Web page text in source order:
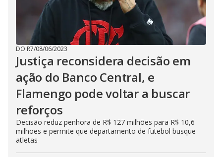
DO R7/08/06/2023
Justiça reconsidera decisão em
ação do Banco Central, e
Flamengo pode voltar a buscar
reforços
Decisão reduz penhora de R$ 127 milhões para R$ 10,6
milhões e permite que departamento de futebol busque
atletas